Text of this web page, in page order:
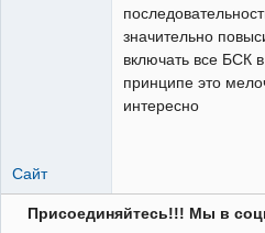
значительно
включать все БСК
принципе это
интересно
Сайт
Присоединяйтесь!!! Мы в